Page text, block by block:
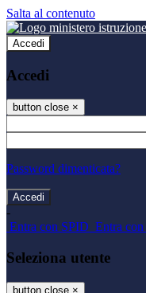
Salta al contenuto
Accedi
Accedi
button close ×
Password dimenticata?
-
Entra con SPID Entra
Seleziona utente
button close ×